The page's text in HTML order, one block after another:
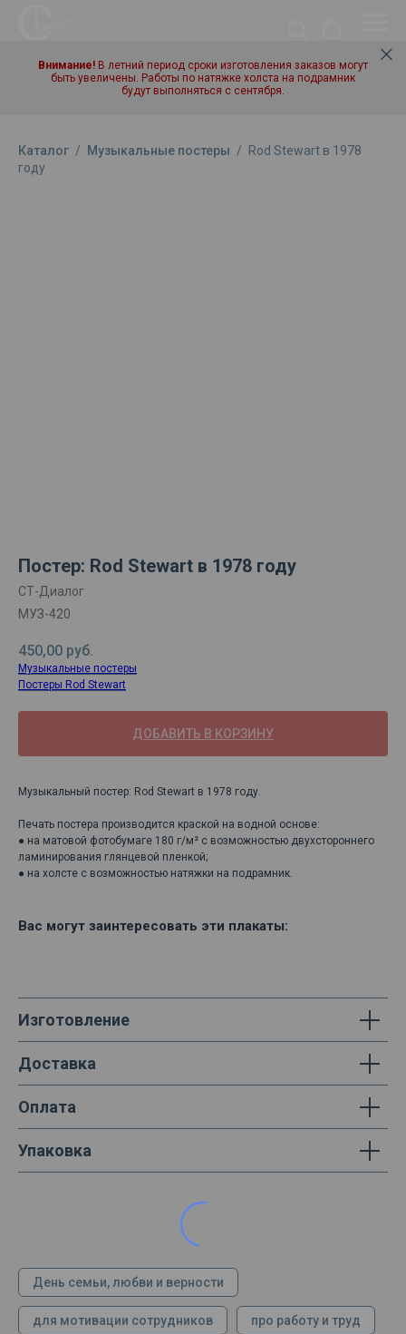
Внимание! В летний период сроки изготовления заказов могут
быть увеличены. Работы по натяжке холста на подрамник
будут выполняться с сентября.
Каталог / Музыкальные постеры /
Rod Stewart в 1978
году
Постер: Rod Stewart в 1978 году
СТ-Диалог
МУЗ-420
450,00 руб.
Музыкальные постеры
Постеры Rod Stewart
ДОБАВИТЬ В КОРЗИНУ
Музыкальный постер: Rod Stewart в 1978 году.
Печать постера производится краской на водной основе:
● на матовой фотобумаге 180 г/м² с возможностью двухстороннего
ламинирования глянцевой пленкой;
● на холсте с возможностью натяжки на подрамник.
Вас могут заинтересовать эти плакаты:
Изготовление
Доставка
Оплата
Упаковка
День семьи, любви и верности
для мотивации сотрудников про работу и труд